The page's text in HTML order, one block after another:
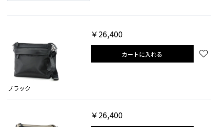
ブラック
￥26,400
カートに入れる
￥26,400